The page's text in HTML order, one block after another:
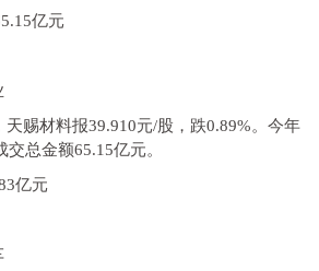
亿元
天赐材料报39.910元/股，跌0.89%。今年
总金额65.15亿元。
亿元